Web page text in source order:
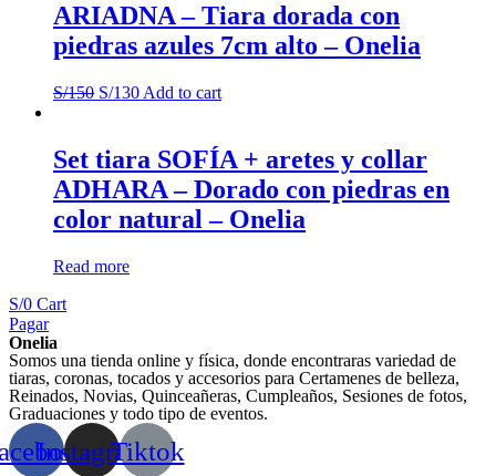
ARIADNA – Tiara dorada con
piedras azules 7cm alto – Onelia
S/150 S/130 Add to cart
Set tiara SOFÍA + aretes y collar
ADHARA – Dorado con piedras en
color natural – Onelia
Read more
S/0 Cart
Pagar
Onelia
Somos una tienda online y física, donde encontraras variedad de
tiaras, coronas, tocados y accesorios para Certamenes de belleza,
Reinados, Novias, Quinceañeras, Cumpleaños, Sesiones de fotos,
Graduaciones y todo tipo de eventos.
InstagramTiktok